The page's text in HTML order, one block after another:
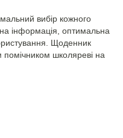
вибір кожного
інформація, оптимальна
користування. Щоденник
помічником школяреві на